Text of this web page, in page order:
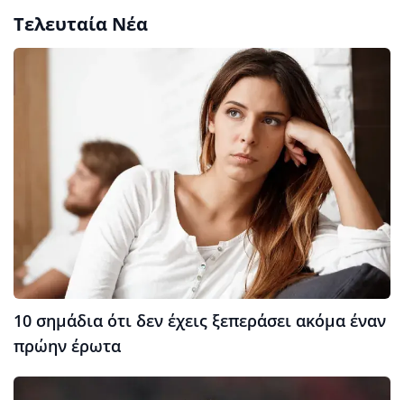
Τελευταία Νέα
10 σημάδια ότι δεν έχεις ξεπεράσει ακόμα έναν
πρώην έρωτα